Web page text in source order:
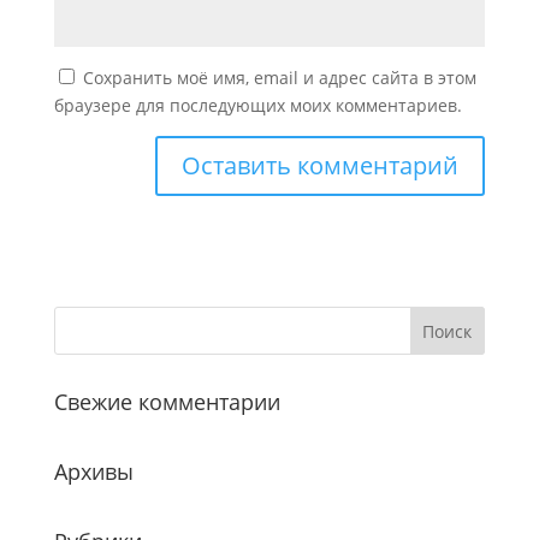
Сохранить моё имя, email и адрес сайта в этом
браузере для последующих моих комментариев.
Свежие комментарии
Архивы